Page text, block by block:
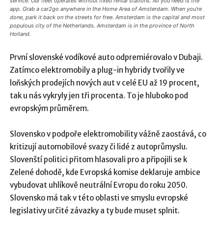
app. Grab a car2go anywhere in the Home Area of Amsterdam. When you're
done, park it back on the streets for free. Amsterdam is the capital and most
populous city of the Netherlands. Amsterdam is in the province of North
Holland.
První slovenské vodíkové auto odpremiérovalo v Dubaji.
Zatímco elektromobily a plug-in hybridy tvořily ve
loňských prodejích nových aut v celé EU až 19 procent,
tak u nás vykryly jen tři procenta. To je hluboko pod
evropským průměrem.
Slovensko v podpoře elektromobility vážně zaostává, co
kritizují automobilové svazy či lidé z autoprůmyslu.
Slovenští politici přitom hlasovali pro a připojili se k
Zelené dohodě, kde Evropská komise deklaruje ambice
vybudovat uhlíkově neutrální Evropu do roku 2050.
Slovensko má tak v této oblasti ve smyslu evropské
legislativy určité závazky a ty bude muset splnit.